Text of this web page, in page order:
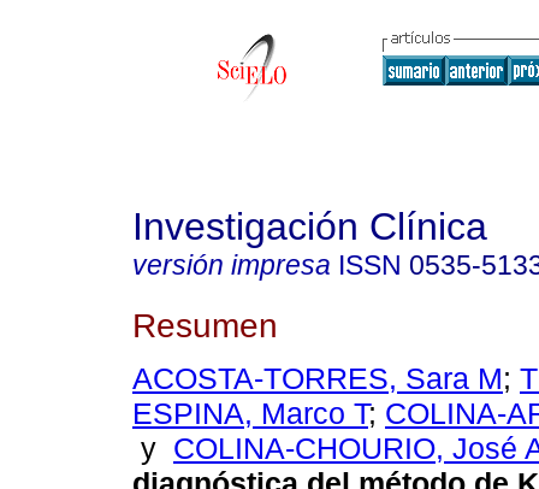
Investigación Clínica
versión impresa ISSN 0535-
Resumen
ACOSTA-TORRES, Sara M;
ESPINA, Marco T; COLINA-
y COLINA-CHOURIO, José